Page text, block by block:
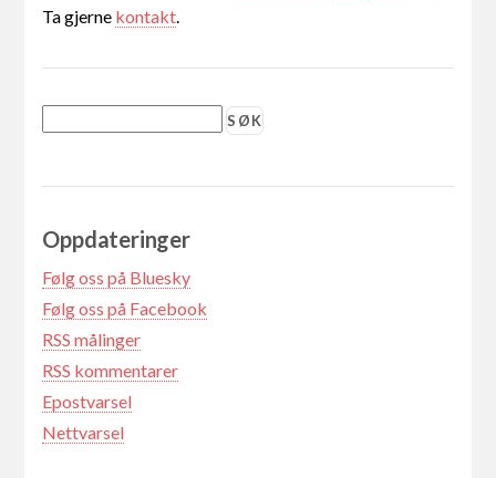
Ta gjerne kontakt.
Oppdateringer
Følg oss på Bluesky
Følg oss på Facebook
RSS målinger
RSS kommentarer
Epostvarsel
Nettvarsel